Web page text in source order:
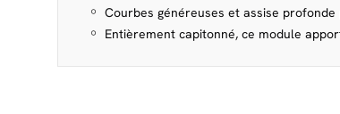
Courbes généreuses et assise
Entièrement capitonné, ce module